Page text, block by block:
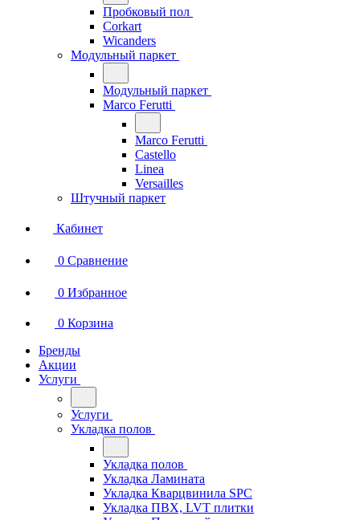
Пробковый пол
Corkart
Wicanders
Модульный паркет
Модульный паркет
Marco Ferutti
Marco Ferutti
Castello
Linea
Versailles
Штучный паркет
Кабинет
0 Сравнение
0 Избранное
0 Корзина
Бренды
Акции
Услуги
Услуги
Укладка полов
Укладка полов
Укладка Ламината
Укладка Кварцвинила SPC
Укладка ПВХ, LVT плитки